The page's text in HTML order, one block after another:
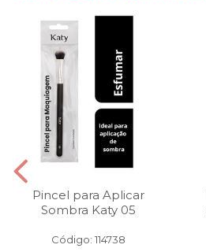
Pincel para Aplicar
Sombra Katy 05
Código: 114738